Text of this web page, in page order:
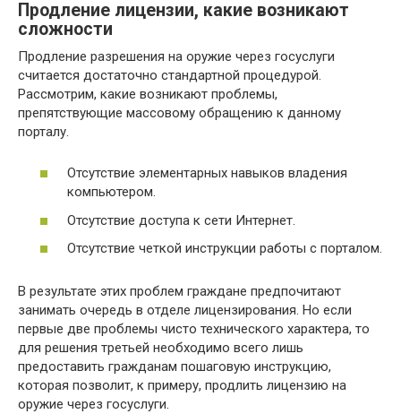
Продление лицензии, какие возникают
сложности
Продление разрешения на оружие через госуслуги
считается достаточно стандартной процедурой.
Рассмотрим, какие возникают проблемы,
препятствующие массовому обращению к данному
порталу.
Отсутствие элементарных навыков владения
компьютером.
Отсутствие доступа к сети Интернет.
Отсутствие четкой инструкции работы с порталом.
В результате этих проблем граждане предпочитают
занимать очередь в отделе лицензирования. Но если
первые две проблемы чисто технического характера, то
для решения третьей необходимо всего лишь
предоставить гражданам пошаговую инструкцию,
которая позволит, к примеру, продлить лицензию на
оружие через госуслуги.